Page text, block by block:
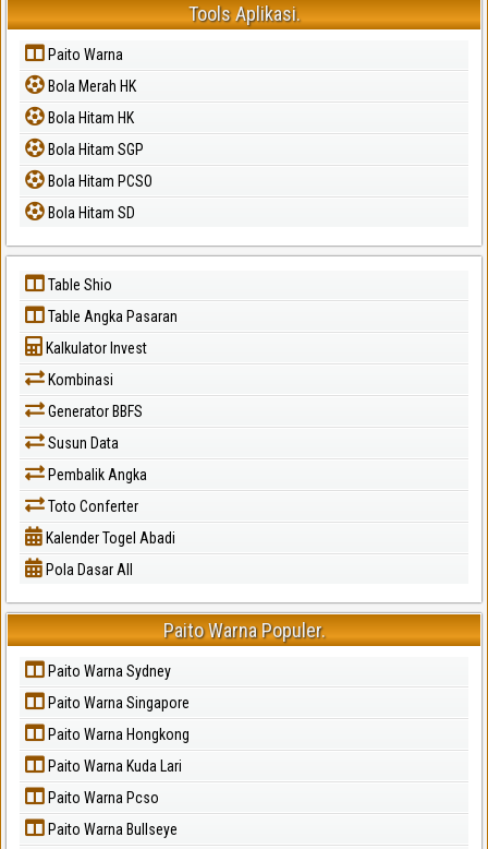
Tools Aplikasi.
Paito Warna
Bola Merah HK
Bola Hitam HK
Bola Hitam SGP
Bola Hitam PCSO
Bola Hitam SD
Table Shio
Table Angka Pasaran
Kalkulator Invest
Kombinasi
Generator BBFS
Susun Data
Pembalik Angka
Toto Conferter
Kalender Togel Abadi
Pola Dasar All
Paito Warna Populer.
Paito Warna Sydney
Paito Warna Singapore
Paito Warna Hongkong
Paito Warna Kuda Lari
Paito Warna Pcso
Paito Warna Bullseye